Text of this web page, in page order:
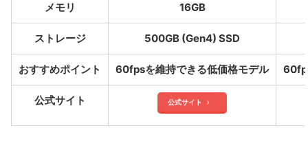
メモリ 16GB
ストレージ 500GB (Gen4) SSD
おすすめポイント 60fpsを維持できる低価格モデル
公式サイト 公式サイト